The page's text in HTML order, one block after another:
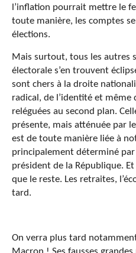
l’inflation pourrait mettre le
toute manière, les comptes
élections.
Mais surtout, tous les autres
électorale s’en trouvent
sont chers à la droite
radical, de l’identité et même
reléguées au second plan.
présente, mais atténuée par
est de toute manière liée à
principalement déterminé
président de la République.
que le reste. Les retraites,
tard.
On verra plus tard